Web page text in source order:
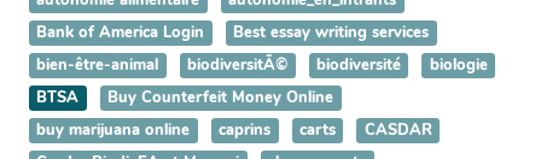
Bank of America Login
Best essay writing services
bien-être-animal
biodiversitÃ© biodiversité
biologie
BTSA
Buy Counterfeit Money Online
buy marijuana online
caprins carts
CASDAR